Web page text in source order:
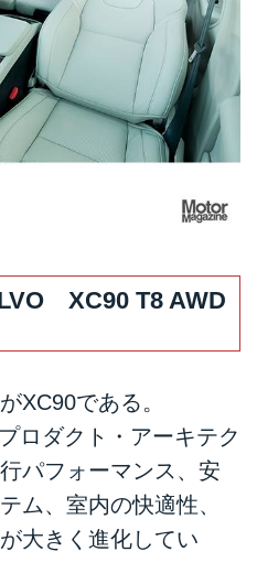
XC90 T8 AWD
XC90である。
ロダクト・アーキテク
パフォーマンス、安
ム、室内の快適性、
大きく進化してい